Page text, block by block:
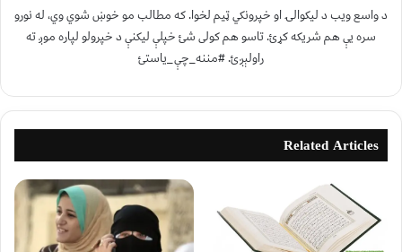
د واسع ویب د لیکوالۍ او خپرونکي ټیم لخوا. که مطالب مو خوښ شوي وي، له نورو
سره یې هم شریکه کړئ. تاسو هم کولی شئ خپلې لیکنې د خپرولو لپاره موږ ته
راولېږئ. #مننه_چې_یاستئ
Related Articles